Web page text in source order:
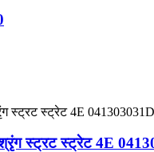
श्रृंग स्ट्रट स्ट्रेट 4E